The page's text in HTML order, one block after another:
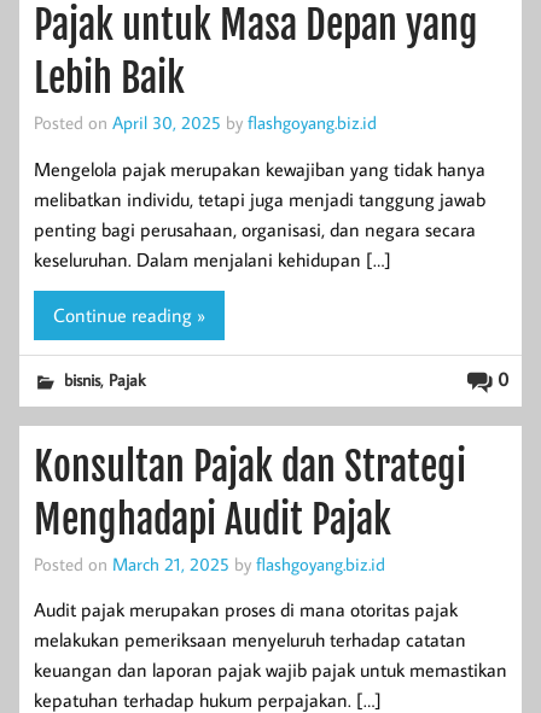
Pajak untuk Masa Depan yang
Lebih Baik
Posted on April 30, 2025 by flashgoyang.biz.id
Mengelola pajak merupakan kewajiban yang tidak hanya
melibatkan individu, tetapi juga menjadi tanggung jawab
penting bagi perusahaan, organisasi, dan negara secara
keseluruhan. Dalam menjalani kehidupan […]
Continue reading »
0
bisnis, Pajak
Konsultan Pajak dan Strategi
Menghadapi Audit Pajak
Posted on March 21, 2025 by flashgoyang.biz.id
Audit pajak merupakan proses di mana otoritas pajak
melakukan pemeriksaan menyeluruh terhadap catatan
keuangan dan laporan pajak wajib pajak untuk memastikan
kepatuhan terhadap hukum perpajakan. […]